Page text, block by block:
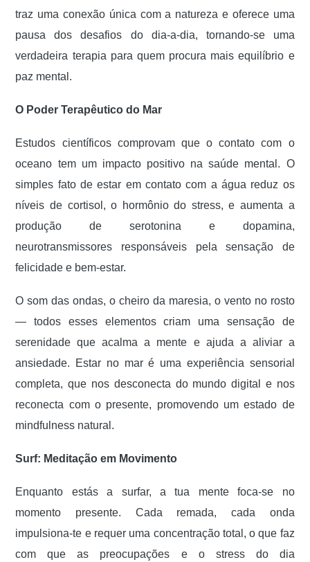
traz uma conexão única com a natureza e oferece uma
pausa dos desafios do dia-a-dia, tornando-se uma
verdadeira terapia para quem procura mais equilíbrio e
paz mental.
O Poder Terapêutico do Mar
Estudos científicos comprovam que o contato com o
oceano tem um impacto positivo na saúde mental. O
simples fato de estar em contato com a água reduz os
níveis de cortisol, o hormônio do stress, e aumenta a
produção de serotonina e dopamina,
neurotransmissores responsáveis pela sensação de
felicidade e bem-estar.
O som das ondas, o cheiro da maresia, o vento no rosto
— todos esses elementos criam uma sensação de
serenidade que acalma a mente e ajuda a aliviar a
ansiedade. Estar no mar é uma experiência sensorial
completa, que nos desconecta do mundo digital e nos
reconecta com o presente, promovendo um estado de
mindfulness natural.
Surf: Meditação em Movimento
Enquanto estás a surfar, a tua mente foca-se no
momento presente. Cada remada, cada onda
impulsiona-te e requer uma concentração total, o que faz
com que as preocupações e o stress do dia